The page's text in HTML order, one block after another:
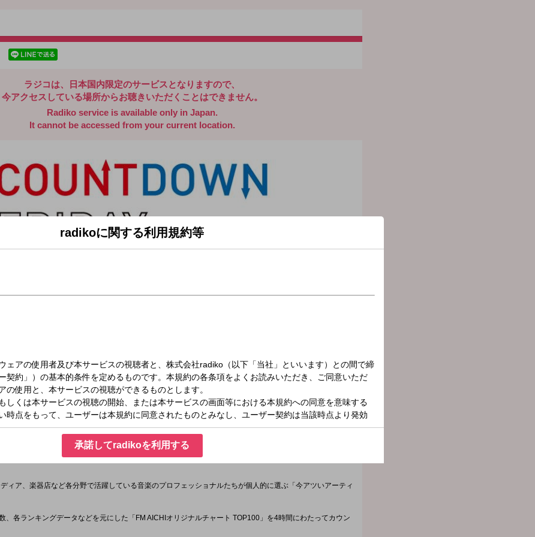
ラジコは、日本国内限定のサービスとなりますので、
今アクセスしている場所からお聴きいただくことはできません。
Radiko service is available only in Japan.
It cannot be accessed from your current location.
金）17:00～19:00
(2)
出大史さん)のコメントをオンエア！
の「My Place」。4月17日付の1位は？？
ィア、楽器店など各分野で活躍している音楽のプロフェッショナルたちが個人的に選ぶ「今アツいアーティ
、各ランキングデータなどを元にした「FM AICHIオリジナルチャート TOP100」を4時間にわたってカウン
radikoに関する利用規約等
承諾してradikoを利用する